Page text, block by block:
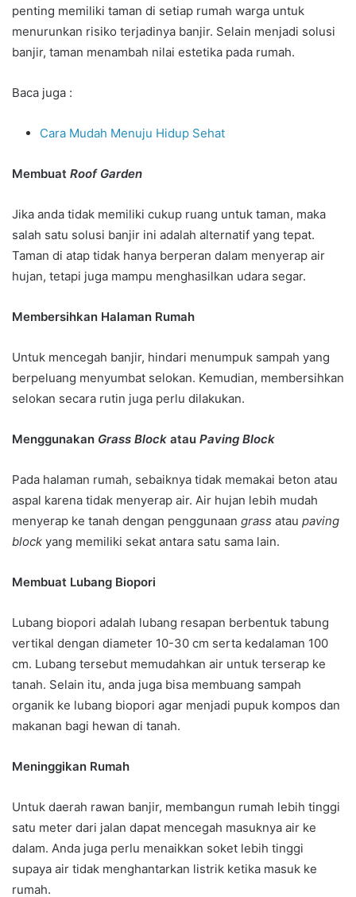
penting memiliki taman di setiap rumah warga untuk
menurunkan risiko terjadinya banjir. Selain menjadi solusi
banjir, taman menambah nilai estetika pada rumah.
Baca juga :
Cara Mudah Menuju Hidup Sehat
Membuat Roof Garden
Jika anda tidak memiliki cukup ruang untuk taman, maka
salah satu solusi banjir ini adalah alternatif yang tepat.
Taman di atap tidak hanya berperan dalam menyerap air
hujan, tetapi juga mampu menghasilkan udara segar.
Membersihkan Halaman Rumah
Untuk mencegah banjir, hindari menumpuk sampah yang
berpeluang menyumbat selokan. Kemudian, membersihkan
selokan secara rutin juga perlu dilakukan.
Menggunakan Grass Block atau Paving Block
Pada halaman rumah, sebaiknya tidak memakai beton atau
aspal karena tidak menyerap air. Air hujan lebih mudah
menyerap ke tanah dengan penggunaan grass atau paving
block yang memiliki sekat antara satu sama lain.
Membuat Lubang Biopori
Lubang biopori adalah lubang resapan berbentuk tabung
vertikal dengan diameter 10-30 cm serta kedalaman 100
cm. Lubang tersebut memudahkan air untuk terserap ke
tanah. Selain itu, anda juga bisa membuang sampah
organik ke lubang biopori agar menjadi pupuk kompos dan
makanan bagi hewan di tanah.
Meninggikan Rumah
Untuk daerah rawan banjir, membangun rumah lebih tinggi
satu meter dari jalan dapat mencegah masuknya air ke
dalam. Anda juga perlu menaikkan soket lebih tinggi
supaya air tidak menghantarkan listrik ketika masuk ke
rumah.